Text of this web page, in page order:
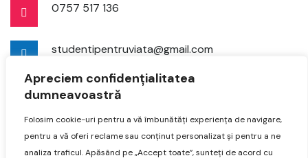
Apreciem confidențialitatea
dumneavoastră
Folosim cookie-uri pentru a vă îmbunătăți experiența de navigare,
pentru a vă oferi reclame sau conținut personalizat și pentru a ne
analiza traficul. Apăsând pe „Accept toate”, sunteți de acord cu
0757 517 136
studentipentruviata@gmail.com